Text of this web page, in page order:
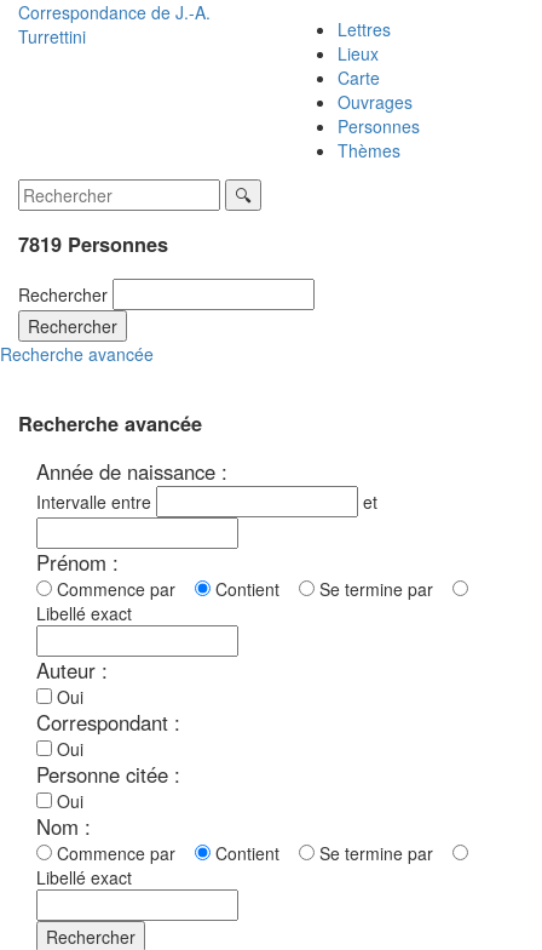
Correspondance de J.-A.
Turrettini
Lettres
Lieux
Carte
Ouvrages
Personnes
Thèmes
7819 Personnes
Rechercher
Rechercher
Recherche avancée
Recherche avancée
Année de naissance :
Intervalle entre et
Prénom :
Commence par Contient
Se termine par
Libellé exact
Auteur :
Oui
Correspondant :
Oui
Personne citée :
Oui
Nom :
Commence par Contient
Se termine par
Libellé exact
Rechercher